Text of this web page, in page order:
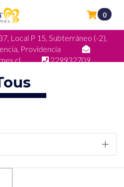
Local P 15, Subterráneo (-2),
Providencia
229932709
0